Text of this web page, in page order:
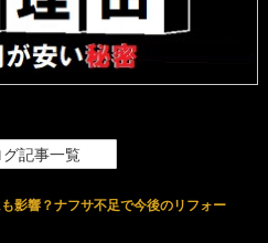
グ記事一覧
影響？ナフサ不足で今後のリフォー